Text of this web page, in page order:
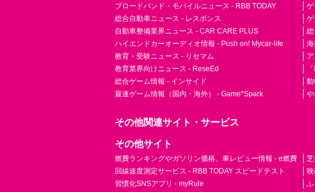
ブロードバンド・モバイルニュース - RBB TODAY
総合自動車ニュース - レスポンス
自動車整備業界ニュース - CAR CARE PLUS
ハイエンドカーオーディオ情報 - Push on! Mycar-life
教育・受験ニュース - リセマム
教育業界向けニュース - ReseEd
総合ゲーム情報 - インサイド
最速ゲーム情報（国内・海外） - Game*Spark
ゲ
総
その他関連サイト・サービス
その他サイト
燃費ランキングやガソリン価格、車レビュー情報 - e燃費
回線速度測定サービス - RBB TODAY スピードテスト
習慣化SNSアプリ - myRule
ふ